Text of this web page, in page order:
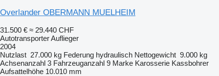
Overlander OBERMANN MUELHEIM
31.500 € ≈ 29.440 CHF
Autotransporter Auflieger
2004
Nutzlast 27.000 kg Federung hydraulisch Nettogewicht 9.000 kg
Achsenanzahl 3 Fahrzeuganzahl 9 Marke Karosserie Kassbohrer
Aufsattelhöhe 10.010 mm